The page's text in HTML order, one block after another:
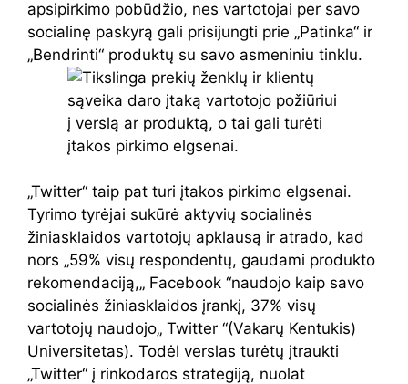
apsipirkimo pobūdžio, nes vartotojai per savo
socialinę paskyrą gali prisijungti prie „Patinka“ ir
„Bendrinti“ produktų su savo asmeniniu tinklu.
„Twitter“ taip pat turi įtakos pirkimo elgsenai.
Tyrimo tyrėjai sukūrė aktyvių socialinės
žiniasklaidos vartotojų apklausą ir atrado, kad
nors „59% visų respondentų, gaudami produkto
rekomendaciją,„ Facebook “naudojo kaip savo
socialinės žiniasklaidos įrankį, 37% visų
vartotojų naudojo„ Twitter “(Vakarų Kentukis)
Universitetas). Todėl verslas turėtų įtraukti
„Twitter“ į rinkodaros strategiją, nuolat